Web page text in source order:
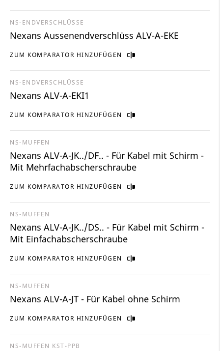
ZUM KOMPARATOR HINZUFÜGEN
NS-ENDVERSCHLÜSSE
Nexans Aussenendverschlüss ALV-A-EKE
ZUM KOMPARATOR HINZUFÜGEN
NS-ENDVERSCHLÜSSE
Nexans ALV-A-EKI1
ZUM KOMPARATOR HINZUFÜGEN
NS-MUFFEN
Nexans ALV-A-JK../DF.. - Für Kabel mit Schirm -
Mit Mehrfachabscherschraube
ZUM KOMPARATOR HINZUFÜGEN
NS-MUFFEN
Nexans ALV-A-JK../DS.. - Für Kabel mit Schirm -
Mit Einfachabscherschraube
ZUM KOMPARATOR HINZUFÜGEN
NS-MUFFEN
Nexans ALV-A-JT - Für Kabel ohne Schirm
NS-MUFFEN KST-PPB